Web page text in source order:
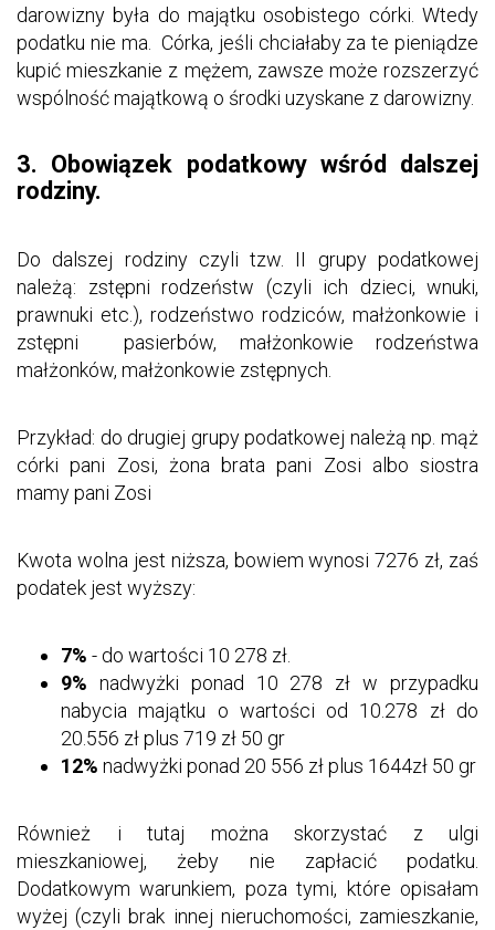
darowizny była do majątku osobistego córki. Wtedy
podatku nie ma. Córka, jeśli chciałaby za te pieniądze
kupić mieszkanie z mężem, zawsze może rozszerzyć
wspólność majątkową o środki uzyskane z darowizny.
3. Obowiązek podatkowy wśród dalszej
rodziny.
Do dalszej rodziny czyli tzw. II grupy podatkowej
należą: zstępni rodzeństw (czyli ich dzieci, wnuki,
prawnuki etc.), rodzeństwo rodziców, małżonkowie i
zstępni pasierbów, małżonkowie rodzeństwa
małżonków, małżonkowie zstępnych.
Przykład: do drugiej grupy podatkowej należą np. mąż
córki pani Zosi, żona brata pani Zosi albo siostra
mamy pani Zosi
Kwota wolna jest niższa, bowiem wynosi 7276 zł, zaś
podatek jest wyższy:
7% - do wartości 10 278 zł.
9% nadwyżki ponad 10 278 zł w przypadku
nabycia majątku o wartości od 10.278 zł do
20.556 zł plus 719 zł 50 gr
12% nadwyżki ponad 20 556 zł plus 1644zł 50 gr
Również i tutaj można skorzystać z ulgi
mieszkaniowej, żeby nie zapłacić podatku.
Dodatkowym warunkiem, poza tymi, które opisałam
wyżej (czyli brak innej nieruchomości, zamieszkanie,